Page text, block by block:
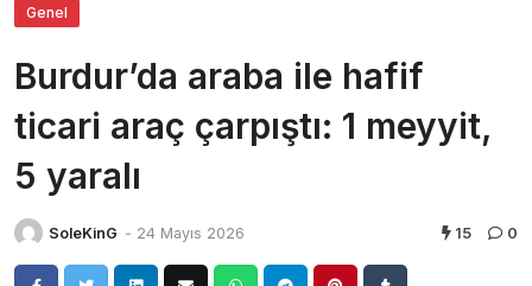
Genel
Burdur’da araba ile hafif
ticari araç çarpıştı: 1 meyyit,
5 yaralı
SoleKinG - 24 Mayıs 2026 15 0